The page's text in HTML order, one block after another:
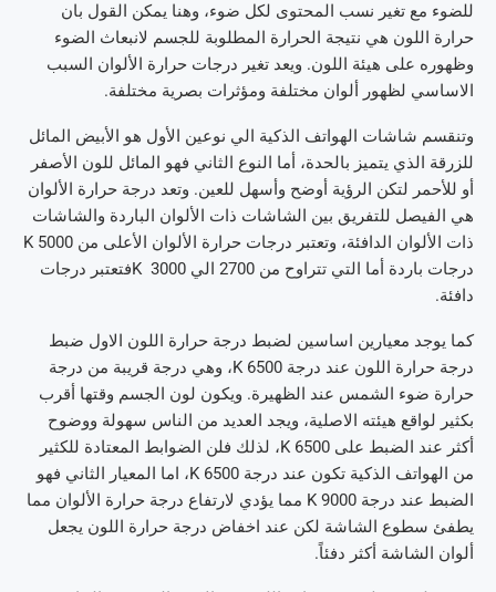
للضوء مع تغير نسب المحتوى لكل ضوء، وهنا يمكن القول بان
حرارة اللون هي نتيجة الحرارة المطلوبة للجسم لانبعاث الضوء
وظهوره على هيئة اللون. ويعد تغير درجات حرارة الألوان السبب
الاساسي لظهور ألوان مختلفة ومؤثرات بصرية مختلفة.
وتنقسم شاشات الهواتف الذكية الي نوعين الأول هو الأبيض المائل
للزرقة الذي يتميز بالحدة، أما النوع الثاني فهو المائل للون الأصفر
أو للأحمر لتكن الرؤية أوضح وأسهل للعين. وتعد درجة حرارة الألوان
هي الفيصل للتفريق بين الشاشات ذات الألوان الباردة والشاشات
ذات الألوان الدافئة، وتعتبر درجات حرارة الألوان الأعلى من 5000 K
درجات باردة أما التي تتراوح من 2700 الي 3000 Kفتعتبر درجات
دافئة.
كما يوجد معيارين اساسين لضبط درجة حرارة اللون الاول ضبط
درجة حرارة اللون عند درجة 6500 K، وهي درجة قريبة من درجة
حرارة ضوء الشمس عند الظهيرة. ويكون لون الجسم وقتها أقرب
بكثير لواقع هيئته الاصلية، ويجد العديد من الناس سهولة ووضوح
أكثر عند الضبط على 6500 K، لذلك فلن الضوابط المعتادة للكثير
من الهواتف الذكية تكون عند درجة 6500 K، اما المعيار الثاني فهو
الضبط عند درجة 9000 K مما يؤدي لارتفاع درجة حرارة الألوان مما
يطفئ سطوع الشاشة لكن عند اخفاض درجة حرارة اللون يجعل
ألوان الشاشة أكثر دفئاً.